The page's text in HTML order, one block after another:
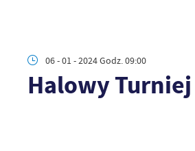
06 - 01 - 2024 Godz. 09:00
Halowy Turniej